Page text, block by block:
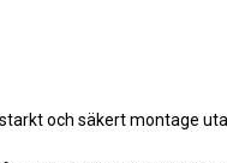
och säkert montage